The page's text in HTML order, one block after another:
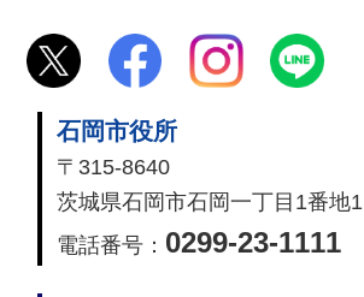
石岡市役所
〒315-8640
茨城県石岡市石岡一丁目1番地1
電話番号： 0299-23-1111